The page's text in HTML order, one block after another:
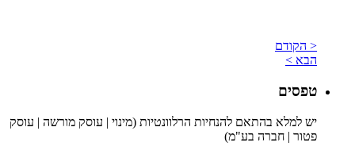
< הקודם
הבא >
טפסים
יש למלא בהתאם להנחיות הרלוונטיות (מינוי | עוסק מורשה | עוסק
פטור | חברה בע"מ)